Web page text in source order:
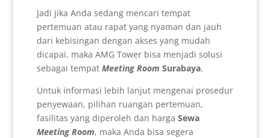
Jadi jika Anda sedang mencari tempat
pertemuan atau rapat yang nyaman dan jauh
dari kebisingan dengan akses yang mudah
dicapai, maka AMG Tower bisa menjadi solusi
sebagai tempat Meeting Room Surabaya.
Untuk informasi lebih lanjut mengenai prosedur
penyewaan, pilihan ruangan pertemuan,
fasilitas yang diperoleh dan harga Sewa
Meeting Room, maka Anda bisa segera